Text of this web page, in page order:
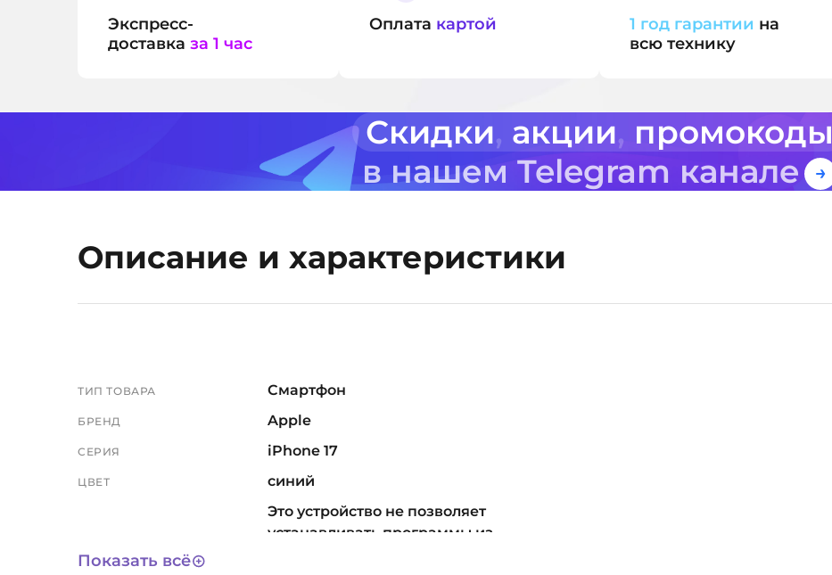
Экспресс-
доставка за 1 час
Оплата картой 1 год гарантии на
всю технику
Скидки, акции, промокоды
в нашем Telegram канале
Описание и характеристики
ТИП ТОВАРА Смартфон
БРЕНД Apple
СЕРИЯ iPhone 17
ЦВЕТ синий
Это устройство не позволяет
устанавливать программы из
Показать всё